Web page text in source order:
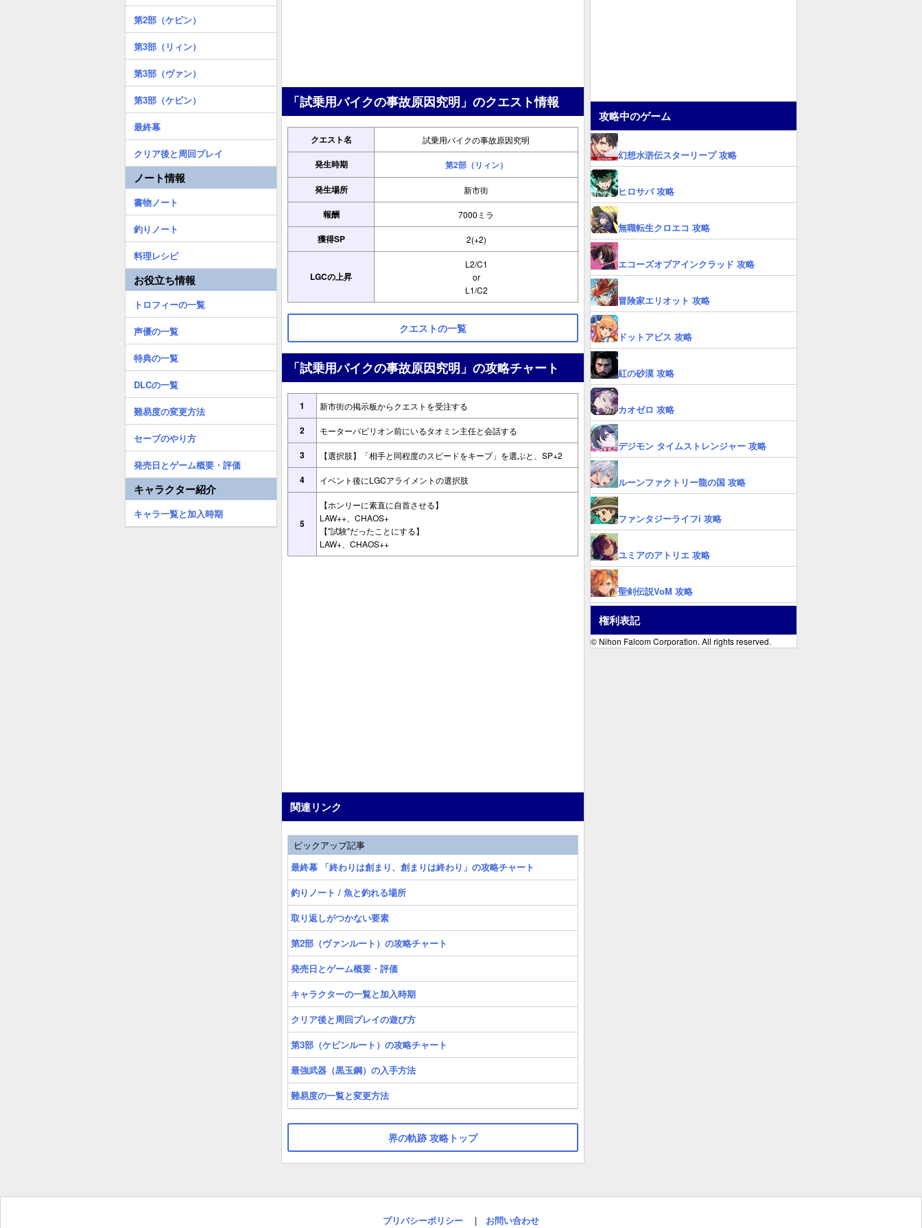
「試乗用バイクの事故原因究明」のクエスト情報
クエスト名 試乗用バイクの事故原因究明
発生時期
第2部（リィン）
発生場所
新市街
報酬 7000ミラ
獲得SP 2(+2)
LGCの上昇
L2/C1
or
L1/C2
クエストの一覧
「試乗用バイクの事故原因究明」の攻略チャート
1 新市街の掲示板からクエストを受注する
2 モーターパビリオン前にいるタオミン主任と会話する
3 【選択肢】「相手と同程度のスピードをキープ」を選ぶと、SP+2
4 イベント後にLGCアライメントの選択肢
5
【ホンリーに素直に自首させる】
LAW++、CHAOS+
【"試験"だったことにする】
LAW+、CHAOS++
関連リンク
ピックアップ記事
最終幕 「終わりは創まり、創まりは終わり」の攻略チャート
釣りノート / 魚と釣れる場所
取り返しがつかない要素
第2部（ヴァンルート）の攻略チャート
発売日とゲーム概要・評価
キャラクターの一覧と加入時期
クリア後と周回プレイの遊び方
第3部（ケビンルート）の攻略チャート
最強武器（黒玉鋼）の入手方法
難易度の一覧と変更方法
界の軌跡 攻略トップ
第2部（ケビン）
第3部（リィン）
第3部（ヴァン）
第3部（ケビン）
最終幕
クリア後と周回プレイ
ノート情報
書物ノート
釣りノート
料理レシピ
お役立ち情報
トロフィーの一覧
声優の一覧
特典の一覧
DLCの一覧
難易度の変更方法
セーブのやり方
発売日とゲーム概要・評価
キャラクター紹介
キャラ一覧と加入時期
攻略中のゲーム
幻想水滸伝スターリープ 攻略
ヒロサバ 攻略
無職転生クロエコ 攻略
エコーズオブアインクラッド 攻略
冒険家エリオット 攻略
ドットアビス 攻略
紅の砂漠 攻略
カオゼロ 攻略
デジモン タイムストレンジャー 攻略
ルーンファクトリー龍の国 攻略
ファンタジーライフi 攻略
ユミアのアトリエ 攻略
聖剣伝説VoM 攻略
権利表記
© Nihon Falcom Corporation. All rights reserved.
プリバシーポリシー | お問い合わせ